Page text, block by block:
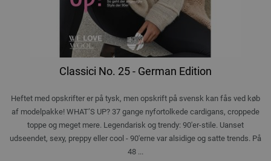
Classici No. 25 - German Edition
Heftet med opskrifter er på tysk, men opskrift på svensk kan fås ved køb
af modelpakke! WHAT’S UP? 37 gange nyfortolkede cardigans, croppede
toppe og meget mere. Legendarisk og trendy: 90'er-stile. Uanset
udseendet, sexy, preppy eller cool - 90'erne var alsidige og satte trends. På
48 ...